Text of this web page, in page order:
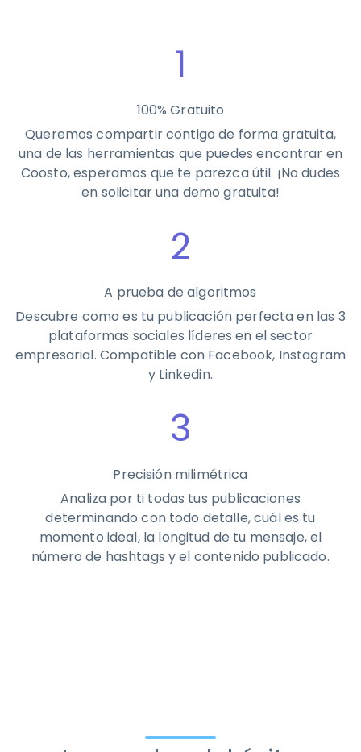
1
100% Gratuito
Queremos compartir contigo de forma gratuita,
una de las herramientas que puedes encontrar en
Coosto, esperamos que te parezca útil. ¡No dudes
en solicitar una demo gratuita!
2
A prueba de algoritmos
Descubre como es tu publicación perfecta en las 3
plataformas sociales líderes en el sector
empresarial. Compatible con Facebook, Instagram
y Linkedin.
3
Precisión milimétrica
Analiza por ti todas tus publicaciones
determinando con todo detalle, cuál es tu
momento ideal, la longitud de tu mensaje, el
número de hashtags y el contenido publicado.